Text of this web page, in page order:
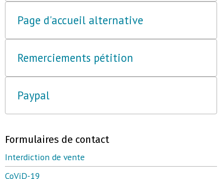
Page d'accueil alternative
Remerciements pétition
Paypal
Formulaires de contact
Interdiction de vente
CoViD-19